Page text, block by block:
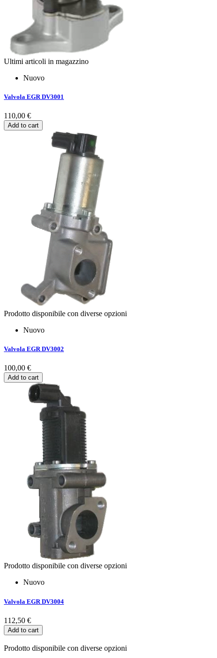
Ultimi articoli in magazzino
Nuovo
Valvola EGR DV3001
110,00 €
Add to cart
Prodotto disponibile con diverse opzioni
Nuovo
Valvola EGR DV3002
100,00 €
Add to cart
Prodotto disponibile con diverse opzioni
Nuovo
Valvola EGR DV3004
112,50 €
Add to cart
Prodotto disponibile con diverse opzioni